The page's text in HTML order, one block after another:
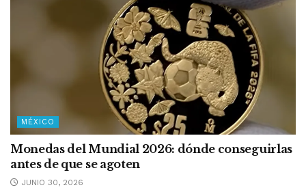
MÉXICO
Monedas del Mundial 2026: dónde conseguirlas
antes de que se agoten
JUNIO 30, 2026